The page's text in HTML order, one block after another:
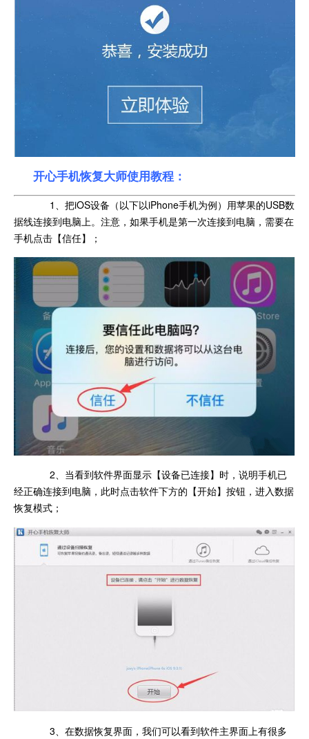
开心手机恢复大师使用教程：
1、把iOS设备（以下以iPhone手机为例）用苹果的USB数
据线连接到电脑上。注意，如果手机是第一次连接到电脑，需要在
手机点击【信任】；
2、当看到软件界面显示【设备已连接】时，说明手机已
经正确连接到电脑，此时点击软件下方的【开始】按钮，进入数据
恢复模式；
3、在数据恢复界面，我们可以看到软件主界面上有很多